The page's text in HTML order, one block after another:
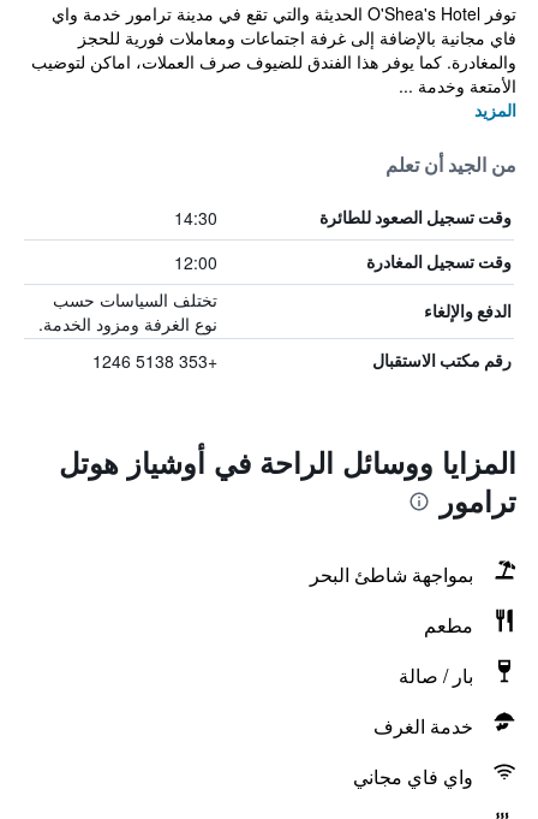
توفر O'Shea's Hotel الحديثة والتي تقع في مدينة ترامور خدمة واي
فاي مجانية بالإضافة إلى غرفة اجتماعات ومعاملات فورية للحجز
والمغادرة. كما يوفر هذا الفندق للضيوف صرف العملات، اماكن لتوضيب
الأمتعة وخدمة ...
المزيد
من الجيد أن تعلم
وقت تسجيل الصعود للطائرة 14:30
وقت تسجيل المغادرة 12:00
الدفع والإلغاء
تختلف السياسات حسب
نوع الغرفة ومزود الخدمة.
رقم مكتب الاستقبال +353 5138 1246
المزايا ووسائل الراحة في أوشياز هوتل
ترامور
بمواجهة شاطئ البحر
مطعم
بار / صالة
خدمة الغرف
واي فاي مجاني